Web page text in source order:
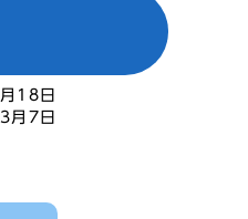
18日
月7日